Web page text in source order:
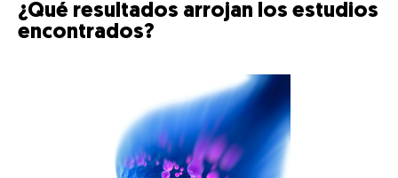
¿Qué resultados arrojan los estudios
encontrados?